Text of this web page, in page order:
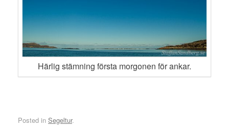
Härlig stämning första morgonen för ankar.
Posted in Segeltur.